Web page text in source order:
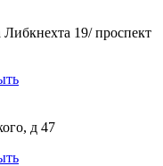
19/ проспект
д 47